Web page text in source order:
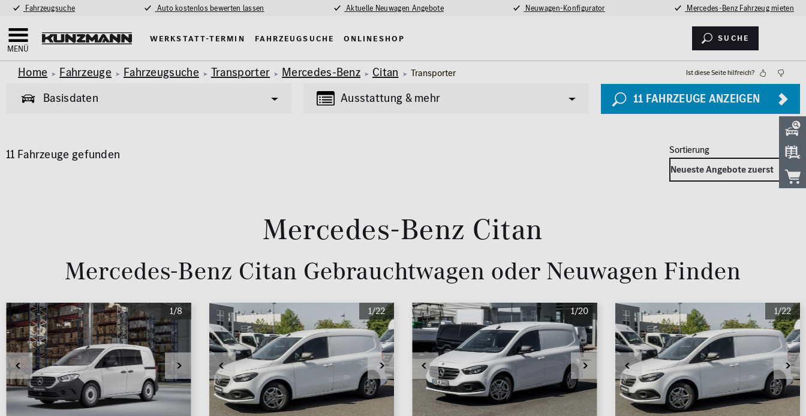
Fahrzeugsuche Auto kostenlos bewerten lassen Aktuelle Neuwagen Angebote Neuwagen-Konfigurator Mercedes-Benz Fahrzeug mieten
MENÜ
Werkstatt-Termin Fahrzeugsuche Onlineshop Suche
Home Fahrzeuge Fahrzeugsuche Transporter Mercedes-Benz Citan Transporter Ist diese Seite hilfreich?
Basisdaten Ausstattung & mehr 11 FAHRZEUGE ANZEIGEN
ALLE
Schadstoffklasse
ALLE
Standorte
ALLE
Aufbauart
ALLE
2008 2026
Kilometer
0 km
250.000
Reichweite (elektrisch)
0 km 1.000 km
Leistung (PS)
50 700
Garantie
Panoramadach
Rückfahrkamera
Schiebedach
Sitzheizung
Standheizung
Navigationssystem
Sonstige
Junge Sterne Qualitätssiegel
11 Fahrzeuge gefunden
Mercedes-Benz Citan
Mercedes-Benz Citan Gebrauchtwagen oder Neuwagen Finden
1/8 1/22 1/20 1/22